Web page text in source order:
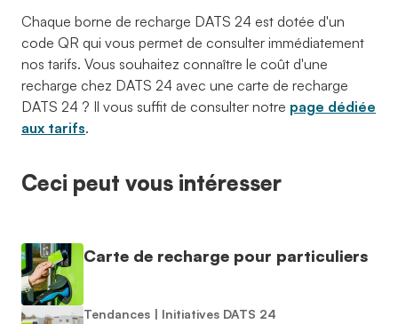
Chaque borne de recharge DATS 24 est dotée d'un
code QR qui vous permet de consulter immédiatement
nos tarifs. Vous souhaitez connaître le coût d'une
recharge chez DATS 24 avec une carte de recharge
DATS 24 ? Il vous suffit de consulter notre page dédiée
aux tarifs.
Ceci peut vous intéresser
Carte de recharge pour particuliers
Tendances | Initiatives DATS 24